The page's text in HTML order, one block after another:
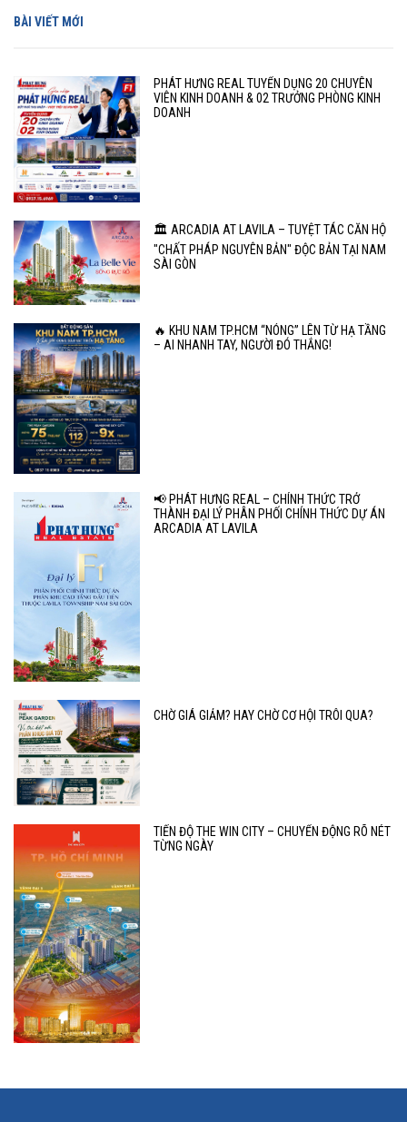
BÀI VIẾT MỚI
PHÁT HƯNG REAL TUYỂN DỤNG 20 CHUYÊN
VIÊN KINH DOANH & 02 TRƯỞNG PHÒNG KINH
DOANH
🏛️ ARCADIA AT LAVILA – TUYỆT TÁC CĂN HỘ
"CHẤT PHÁP NGUYÊN BẢN" ĐỘC BẢN TẠI NAM
SÀI GÒN
🔥 KHU NAM TP.HCM “NÓNG” LÊN TỪ HẠ TẦNG
– AI NHANH TAY, NGƯỜI ĐÓ THẮNG!
📢 PHÁT HƯNG REAL – CHÍNH THỨC TRỞ
THÀNH ĐẠI LÝ PHÂN PHỐI CHÍNH THỨC DỰ ÁN
ARCADIA AT LAVILA
CHỜ GIÁ GIẢM? HAY CHỜ CƠ HỘI TRÔI QUA?
TIẾN ĐỘ THE WIN CITY – CHUYỂN ĐỘNG RÕ NÉT
TỪNG NGÀY